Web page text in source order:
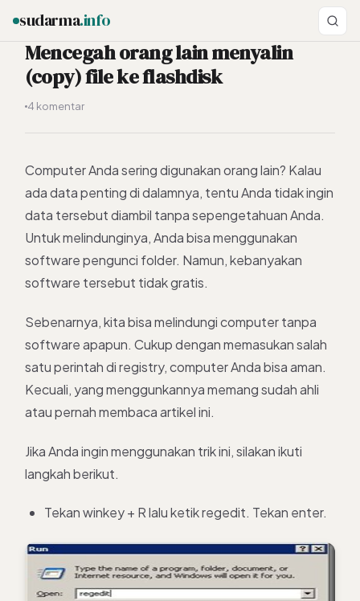
sudarma.info
Mencegah orang lain menyalin
(copy) file ke flashdisk
4 komentar
Computer Anda sering digunakan orang lain? Kalau
ada data penting di dalamnya, tentu Anda tidak ingin
data tersebut diambil tanpa sepengetahuan Anda.
Untuk melindunginya, Anda bisa menggunakan
software pengunci folder. Namun, kebanyakan
software tersebut tidak gratis.
Sebenarnya, kita bisa melindungi computer tanpa
software apapun. Cukup dengan memasukan salah
satu perintah di registry, computer Anda bisa aman.
Kecuali, yang menggunkannya memang sudah ahli
atau pernah membaca artikel ini.
Jika Anda ingin menggunakan trik ini, silakan ikuti
langkah berikut.
Tekan winkey + R lalu ketik regedit. Tekan enter.